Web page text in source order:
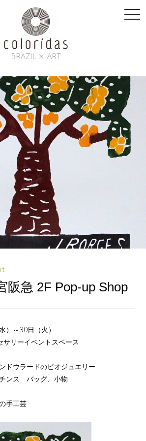
阪急 2F Pop-up Shop
）～30日（火）
サリーイベントスペース
ドウラードのビオジュエリー
ンス バッグ、小物
手工芸